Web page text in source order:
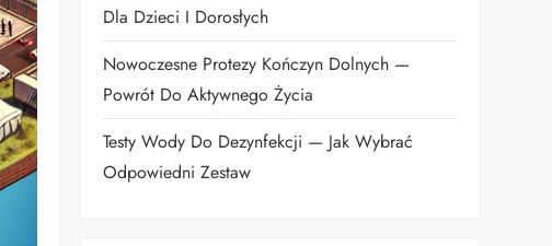
Dla Dzieci I Dorosłych
Nowoczesne Protezy Kończyn Dolnych —
Powrót Do Aktywnego Życia
Testy Wody Do Dezynfekcji — Jak Wybrać
Odpowiedni Zestaw